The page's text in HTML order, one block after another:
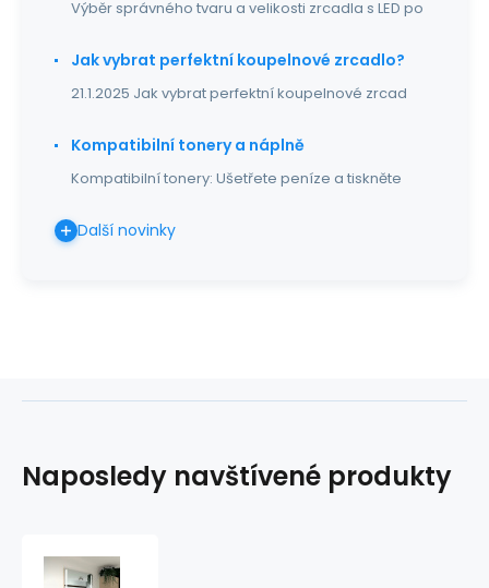
Výběr správného tvaru a velikosti zrcadla s LED po
Jak vybrat perfektní koupelnové zrcadlo?
21.1.2025 Jak vybrat perfektní koupelnové zrcad
Kompatibilní tonery a náplně
Kompatibilní tonery: Ušetřete peníze a tiskněte
Další novinky
Naposledy navštívené produkty